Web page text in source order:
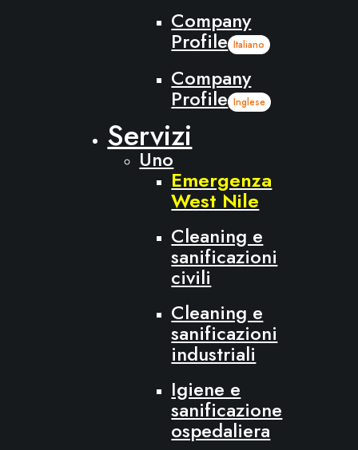
Company
Profile Italiano
Company
Profile Inglese
Servizi
Uno
Emergenza
West Nile
Cleaning e
sanificazioni
civili
Cleaning e
sanificazioni
industriali
Igiene e
sanificazione
ospedaliera